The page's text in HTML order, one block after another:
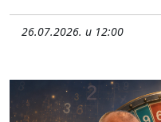
26.07.2026. u 12:00